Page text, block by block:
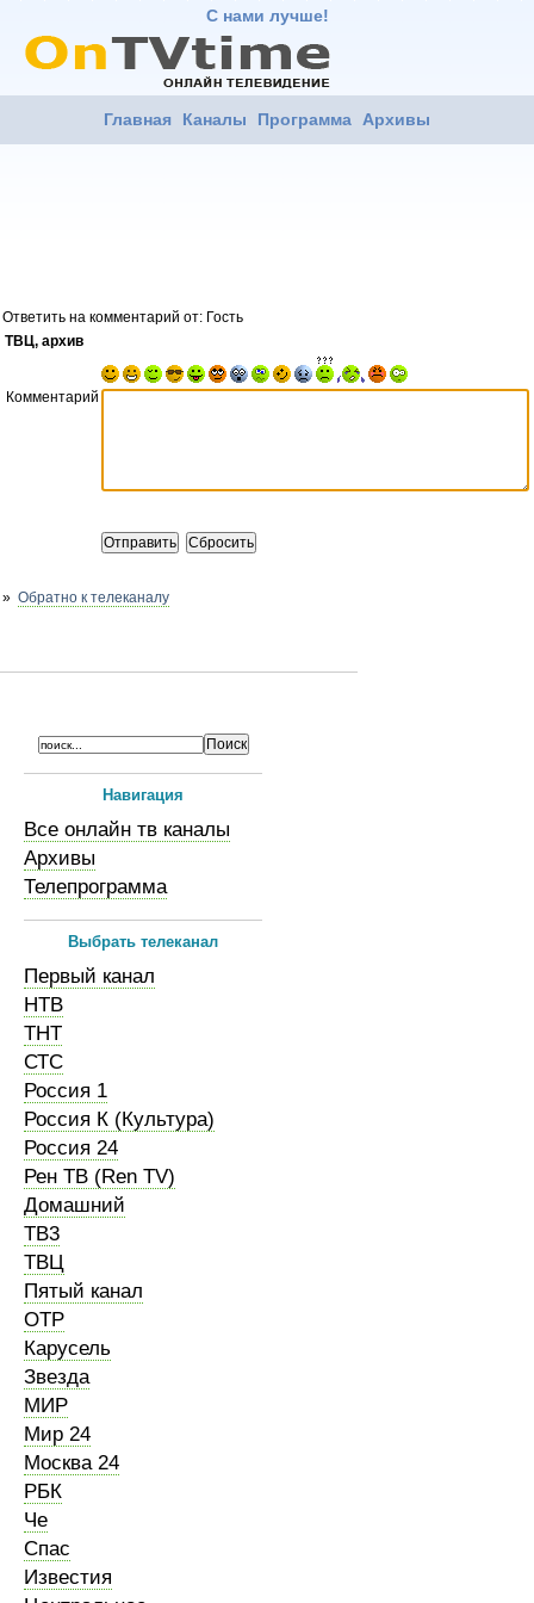
С нами лучше!
Главная Каналы Программа Архивы
Ответить на комментарий от: Гость
ТВЦ, архив
Комментарий
» Обратно к телеканалу
Навигация
Все онлайн тв каналы
Архивы
Телепрограмма
Выбрать телеканал
Первый канал
НТВ
ТНТ
СТС
Россия 1
Россия К (Культура)
Россия 24
Рен ТВ (Ren TV)
Домашний
ТВ3
ТВЦ
Пятый канал
ОТР
Карусель
Звезда
МИР
Мир 24
Москва 24
РБК
Че
Спас
Известия